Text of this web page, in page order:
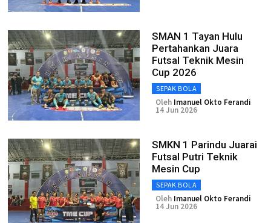
SMAN 1 Tayan Hulu
Pertahankan Juara
Futsal Teknik Mesin
Cup 2026
SEPAK BOLA
Oleh Imanuel Okto Ferandi
14 Jun 2026
SMKN 1 Parindu Juarai
Futsal Putri Teknik
Mesin Cup
SEPAK BOLA
Oleh Imanuel Okto Ferandi
14 Jun 2026